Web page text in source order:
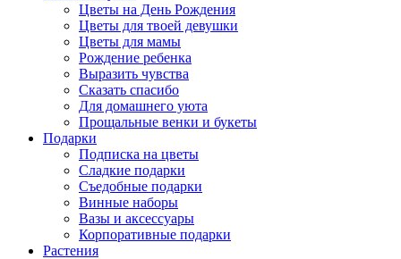
Цветы на День Рождения
Цветы для твоей девушки
Цветы для мамы
Рождение ребенка
Выразить чувства
Сказать спасибо
Для домашнего уюта
Прощальные венки и букеты
Подарки
Подписка на цветы
Сладкие подарки
Съедобные подарки
Винные наборы
Вазы и аксессуары
Корпоративные подарки
Растения